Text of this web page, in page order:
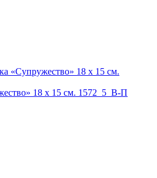
18 х 15 см. 1572_5_В-П